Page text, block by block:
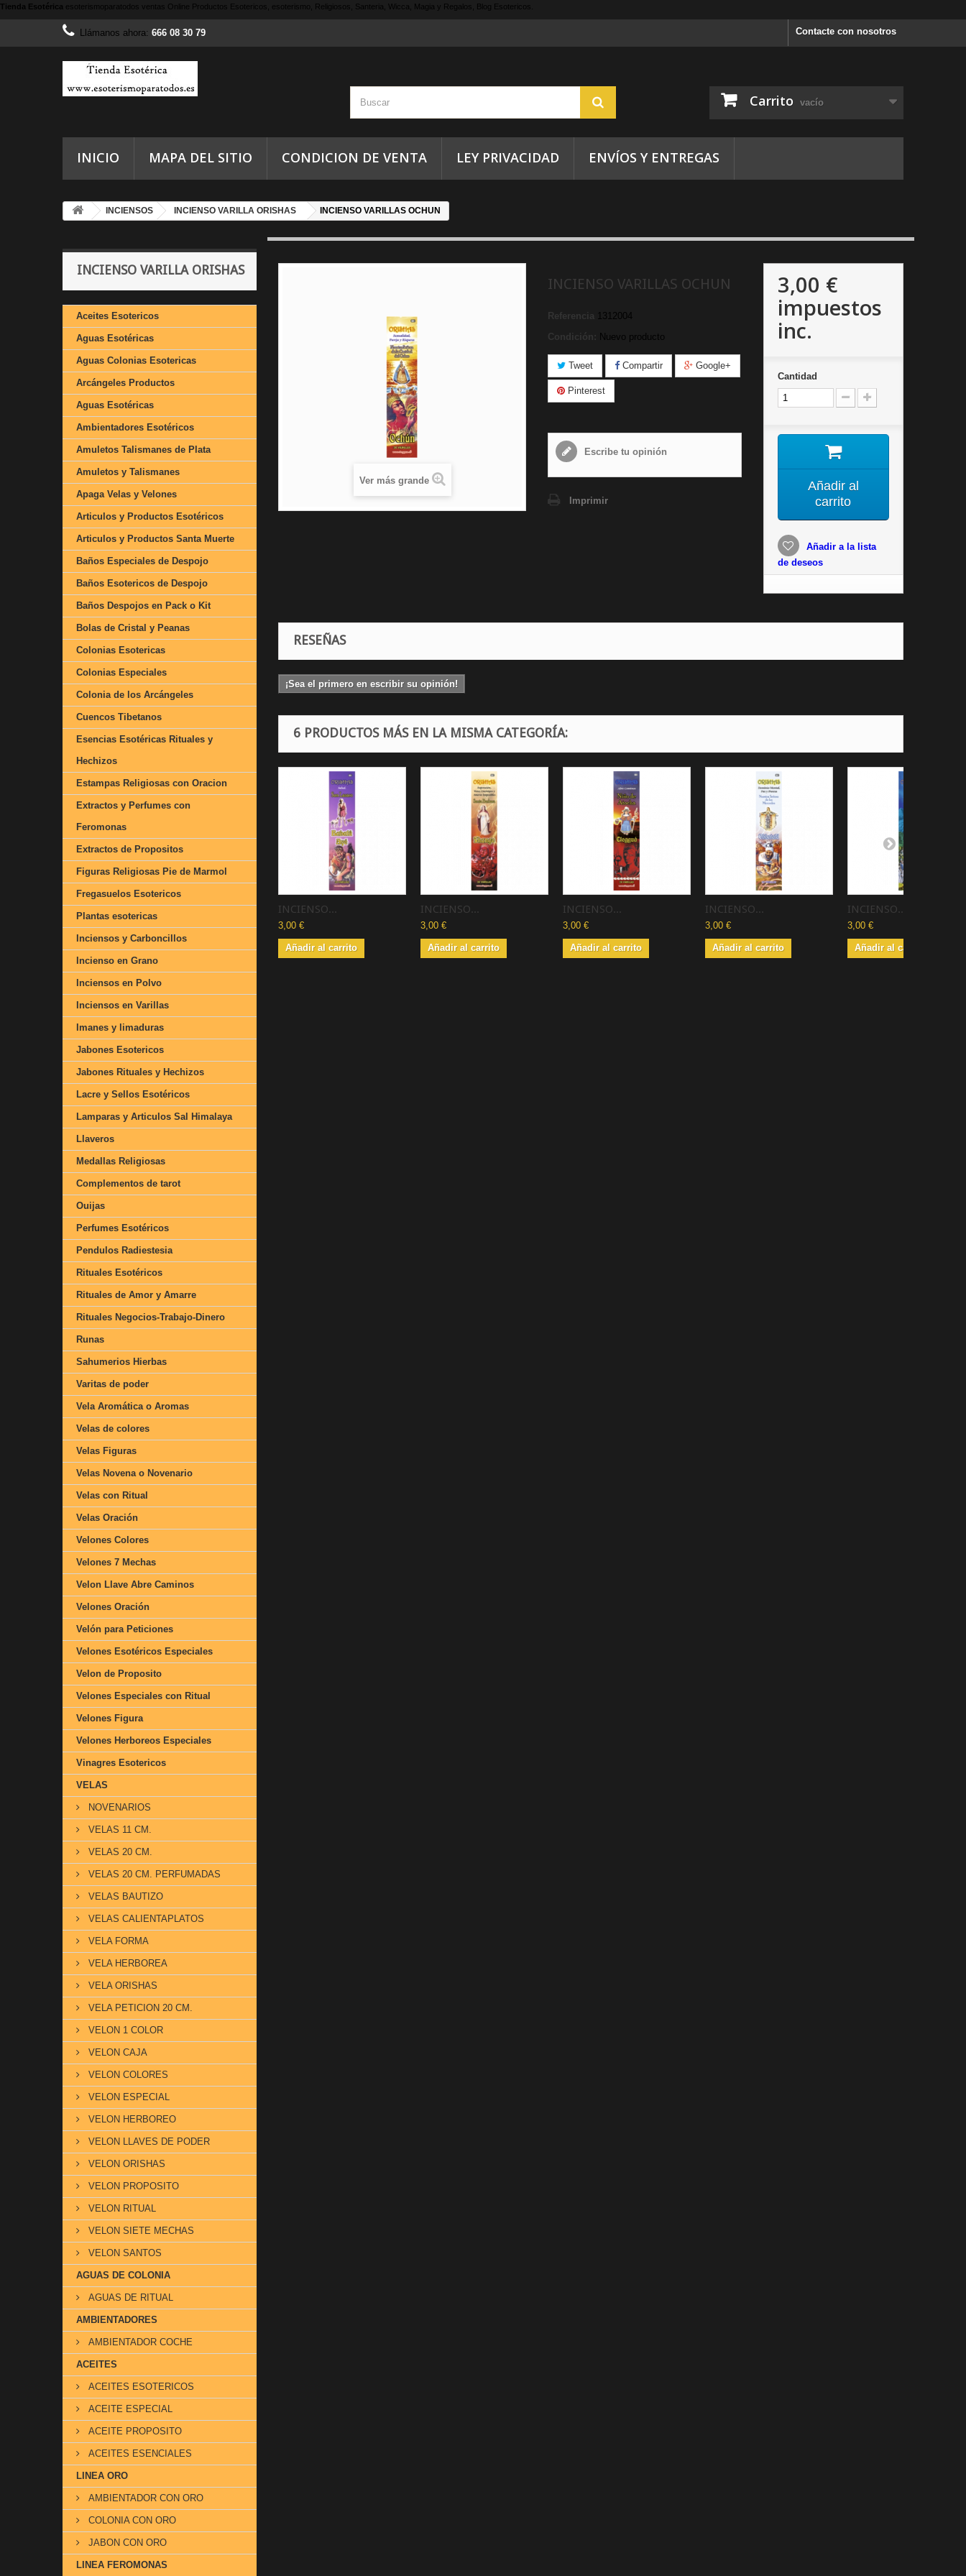
Tienda Esotérica esoterismoparatodos ventas Online Productos Esotericos, esoterismo, Religiosos, Santeria, Wicca, Magia y Regalos, Blog Esotericos.
Contacte con nosotros
Llámanos ahora: 666 08 30 79
Carrito vacío
INICIO MAPA DEL SITIO CONDICION DE VENTA LEY PRIVACIDAD ENVÍOS Y ENTREGAS
INCIENSOS INCIENSO VARILLA ORISHAS INCIENSO VARILLAS OCHUN
INCIENSO VARILLA ORISHAS
Aceites Esotericos
Aguas Esotéricas
Aguas Colonias Esotericas
Arcángeles Productos
Aguas Esotéricas
Ambientadores Esotéricos
Amuletos Talismanes de Plata
Amuletos y Talismanes
Apaga Velas y Velones
Articulos y Productos Esotéricos
Articulos y Productos Santa Muerte
Baños Especiales de Despojo
Baños Esotericos de Despojo
Baños Despojos en Pack o Kit
Bolas de Cristal y Peanas
Colonias Esotericas
Colonias Especiales
Colonia de los Arcángeles
Cuencos Tibetanos
Esencias Esotéricas Rituales y
Hechizos
Estampas Religiosas con Oracion
Extractos y Perfumes con
Feromonas
Extractos de Propositos
Figuras Religiosas Pie de Marmol
Fregasuelos Esotericos
Plantas esotericas
Inciensos y Carboncillos
Incienso en Grano
Inciensos en Polvo
Inciensos en Varillas
Imanes y limaduras
Jabones Esotericos
Jabones Rituales y Hechizos
Lacre y Sellos Esotéricos
Lamparas y Articulos Sal Himalaya
Llaveros
Medallas Religiosas
Complementos de tarot
Ouijas
Perfumes Esotéricos
Pendulos Radiestesia
Rituales Esotéricos
Rituales de Amor y Amarre
Rituales Negocios-Trabajo-Dinero
Runas
Sahumerios Hierbas
Varitas de poder
Vela Aromática o Aromas
Velas de colores
Velas Figuras
Velas Novena o Novenario
Velas con Ritual
Velas Oración
Velones Colores
Velones 7 Mechas
Velon Llave Abre Caminos
Velones Oración
Velón para Peticiones
Velones Esotéricos Especiales
Velon de Proposito
Velones Especiales con Ritual
Velones Figura
Velones Herboreos Especiales
Vinagres Esotericos
VELAS
NOVENARIOS
VELAS 11 CM.
VELAS 20 CM.
VELAS 20 CM. PERFUMADAS
VELAS BAUTIZO
VELAS CALIENTAPLATOS
VELA FORMA
VELA HERBOREA
VELA ORISHAS
VELA PETICION 20 CM.
VELON 1 COLOR
VELON CAJA
VELON COLORES
VELON ESPECIAL
VELON HERBOREO
VELON LLAVES DE PODER
VELON ORISHAS
VELON PROPOSITO
VELON RITUAL
VELON SIETE MECHAS
VELON SANTOS
AGUAS DE COLONIA
AGUAS DE RITUAL
AMBIENTADORES
AMBIENTADOR COCHE
ACEITES
ACEITES ESOTERICOS
ACEITE ESPECIAL
ACEITE PROPOSITO
ACEITES ESENCIALES
LINEA ORO
AMBIENTADOR CON ORO
COLONIA CON ORO
JABON CON ORO
LINEA FEROMONAS
Ver más grande
INCIENSO VARILLAS OCHUN
Referencia 1312004
Condición: Nuevo producto
Tweet Compartir Google+
Pinterest
Escribe tu opinión
Imprimir
3,00 €
impuestos
inc.
Cantidad
Añadir al
carrito
Añadir a la lista
de deseos
RESEÑAS
¡Sea el primero en escribir su opinión!
6 PRODUCTOS MÁS EN LA MISMA CATEGORÍA:
INCIENSO...
3,00 €
Añadir al carrito
INCIENSO...
3,00 €
Añadir al carrito
INCIENSO...
3,00 €
Añadir al carrito
INCIENSO...
3,00 €
Añadir al carrito
INCIENSO...
3,00 €
Añadir al carrito